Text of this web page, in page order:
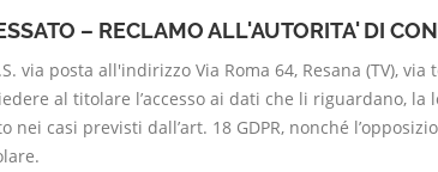
– RECLAMO ALL'AUTORITA' DI
via posta all'indirizzo Via Roma 64, Resana (TV),
al titolare l’accesso ai dati che li riguardano,
nei casi previsti dall’art. 18 GDPR, nonché